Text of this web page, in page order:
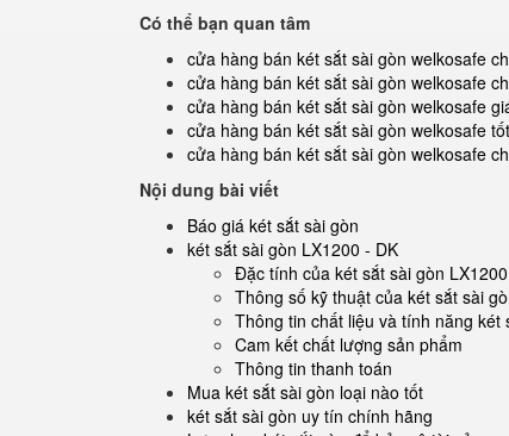
Có thể bạn quan tâm
cửa hàng bán két sắt sài gòn welkosafe
cửa hàng bán két sắt sài gòn welkosafe
cửa hàng bán két sắt sài gòn welkosafe
cửa hàng bán két sắt sài gòn welkosafe
cửa hàng bán két sắt sài gòn welkosafe
Nội dung bài viết
Báo giá két sắt sài gòn
két sắt sài gòn LX1200 - DK
Đặc tính của két sắt sài gòn
Thông số kỹ thuật của két sắt sài
Thông tin chất liệu và tính năng két
Cam kết chất lượng sản phẩm
Thông tin thanh toán
Mua két sắt sài gòn loại nào tốt
két sắt sài gòn uy tín chính hãng